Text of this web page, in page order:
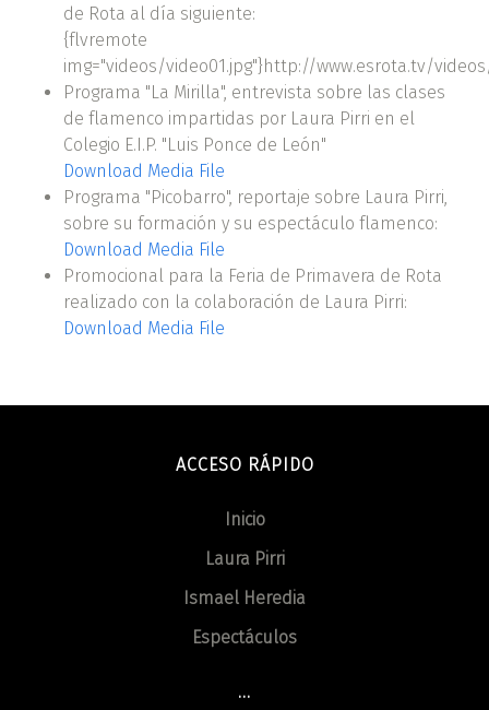
de Rota al día siguiente:
{flvremote
img="videos/video01.jpg"}http://www.esrota.tv/
Programa "La Mirilla", entrevista sobre las clases
de flamenco impartidas por Laura Pirri en el
Colegio E.I.P. "Luis Ponce de León"
Download Media File
Programa "Picobarro", reportaje sobre Laura Pirri,
sobre su formación y su espectáculo flamenco:
Download Media File
Promocional para la Feria de Primavera de Rota
realizado con la colaboración de Laura Pirri:
Download Media File
ACCESO RÁPIDO
Inicio
Laura Pirri
Ismael Heredia
Espectáculos
...